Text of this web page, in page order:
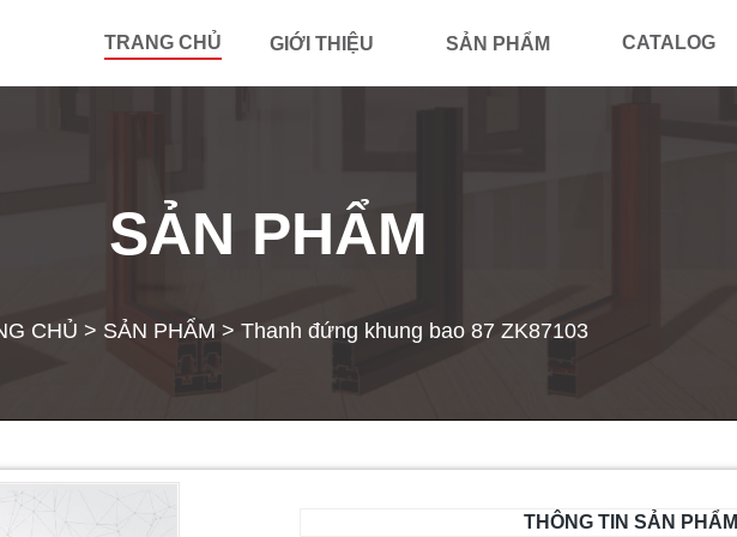
TRANG CHỦ GIỚI THIỆU SẢN PHẨM CATALOG
SẢN PHẨM
CHỦ > SẢN PHẨM > Thanh đứng khung bao 87 ZK87103
THÔNG TIN SẢN PHẨM